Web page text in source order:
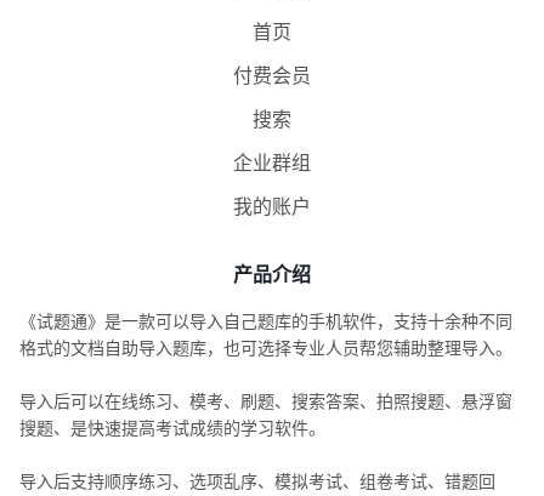
首页
付费会员
搜索
企业群组
我的账户
产品介绍
《试题通》是一款可以导入自己题库的手机软件，支持十余种不同
格式的文档自助导入题库，也可选择专业人员帮您辅助整理导入。
导入后可以在线练习、模考、刷题、搜索答案、拍照搜题、悬浮窗
搜题、是快速提高考试成绩的学习软件。
导入后支持顺序练习、选项乱序、模拟考试、组卷考试、错题回